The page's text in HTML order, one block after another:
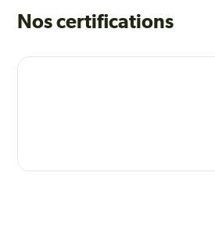
Nos certifications